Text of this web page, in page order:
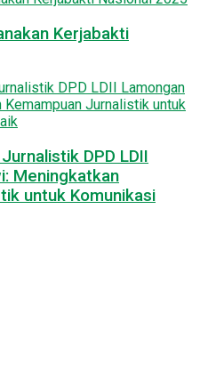
Kerjabakti
DPD LDII
Meningkatkan
untuk Komunikasi